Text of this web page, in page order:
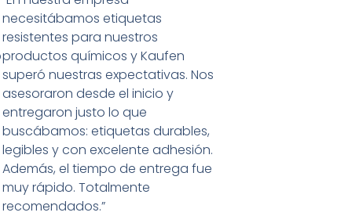
5
de
5
necesitábamos etiquetas
resistentes para nuestros
productos químicos y Kaufen
superó nuestras expectativas. Nos
asesoraron desde el inicio y
entregaron justo lo que
buscábamos: etiquetas durables,
legibles y con excelente adhesión.
Además, el tiempo de entrega fue
muy rápido. Totalmente
recomendados.”